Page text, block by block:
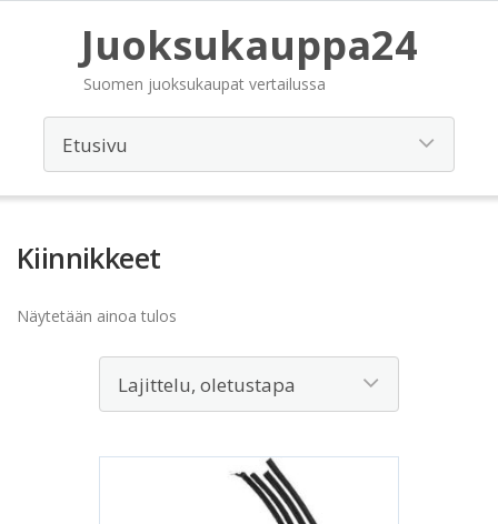
Juoksukauppa24
Suomen juoksukaupat vertailussa
Kiinnikkeet
Näytetään ainoa tulos